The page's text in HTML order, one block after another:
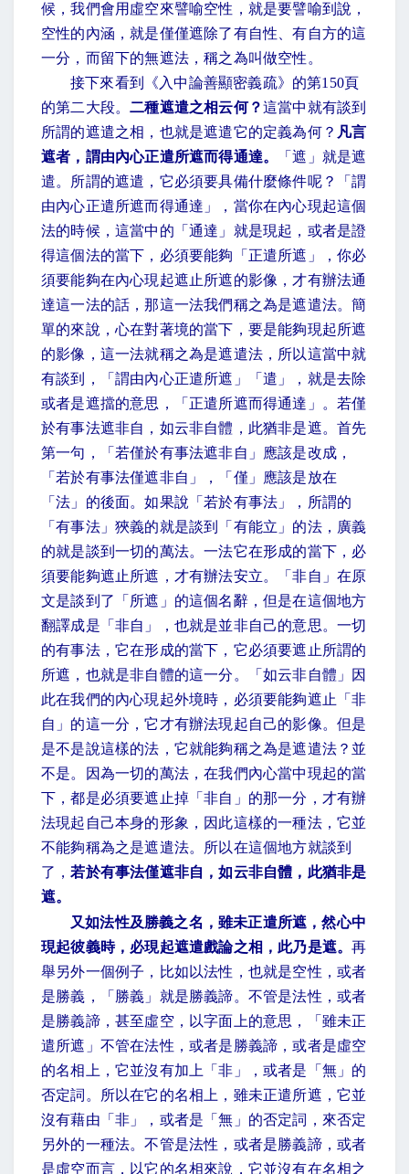
候，我們會用虛空來譬喻空性，就是要譬喻到說，
空性的內涵，就是僅僅遮除了有自性、有自方的這
一分，而留下的無遮法，稱之為叫做空性。
接下來看到《入中論善顯密義疏》的第150頁
的第二大段。二種遮遣之相云何？這當中就有談到
所謂的遮遣之相，也就是遮遣它的定義為何？ 凡言
遮者，謂由內心正遣所遮而得通達。
「遮」就是遮
遣。所謂的遮遣，它必須要具備什麼條件呢？「謂
由內心正遣所遮而得通達」，當你在內心現起這個
法的時候，這當中的「通達」就是現起，或者是證
得這個法的當下，必須要能夠「正遣所遮」，你必
須要能夠在內心現起遮止所遮的影像，才有辦法通
達這一法的話，那這一法我們稱之為是遮遣法。簡
單的來說，心在對著境的當下，要是能夠現起所遮
的影像，這一法就稱之為是遮遣法，所以這當中就
有談到，「謂由內心正遣所遮」「遣」，就是去除
或者是遮擋的意思，「正遣所遮而得通達」。若僅
於有事法遮非自，如云非自體，此猶非是遮。首先
第一句，「若僅於有事法遮非自」應該是改成，
「若於有事法僅遮非自」，「僅」應該是放在
「法」的後面。如果說「若於有事法」，所謂的
「有事法」狹義的就是談到「有能立」的法，廣義
的就是談到一切的萬法。一法它在形成的當下，必
須要能夠遮止所遮，才有辦法安立。「非自」在原
文是談到了「所遮」的這個名辭，但是在這個地方
翻譯成是「非自」，也就是並非自己的意思。一切
的有事法，它在形成的當下，它必須要遮止所謂的
所遮，也就是非自體的這一分。「如云非自體」因
此在我們的內心現起外境時，必須要能夠遮止「非
自」的這一分，它才有辦法現起自己的影像。但是
是不是說這樣的法，它就能夠稱之為是遮遣法？並
不是。因為一切的萬法，在我們內心當中現起的當
下，都是必須要遮止掉「非自」的那一分，才有辦
法現起自己本身的形象，因此這樣的一種法，它並
不能夠稱為之是遮遣法。所以在這個地方就談到
了，若於有事法僅遮非自，如云非自體，此猶非是
遮。
又如法性及勝義之名，雖未正遣所遮，然心中
現起彼義時，必現起遮遣戲論之相，此乃是遮。再
舉另外一個例子，比如以法性，也就是空性，或者
是勝義，「勝義」就是勝義諦。不管是法性，或者
是勝義諦，甚至虛空，以字面上的意思，「雖未正
遣所遮」不管在法性，或者是勝義諦，或者是虛空
的名相上，它並沒有加上「非」，或者是「無」的
否定詞。所以在它的名相上，雖未正遣所遮，它並
沒有藉由「非」，或者是「無」的否定詞，來否定
另外的一種法。不管是法性，或者是勝義諦，或者
是虛空而言，以它的名相來說，它並沒有在名相之